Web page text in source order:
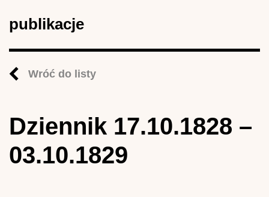
publikacje
Wróć do listy
Dziennik 17.10.1828 –
03.10.1829